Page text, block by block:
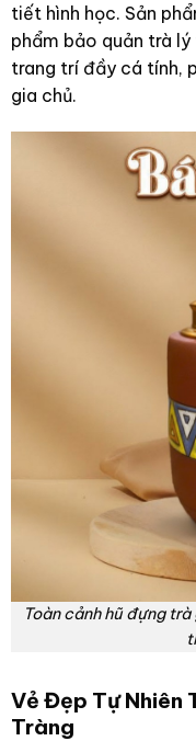
tiết hình học. Sản
phẩm bảo quản trà
trang trí đầy cá tính,
gia chủ.
Toàn cảnh hũ đựng
Vẻ Đẹp Tự
Tràng